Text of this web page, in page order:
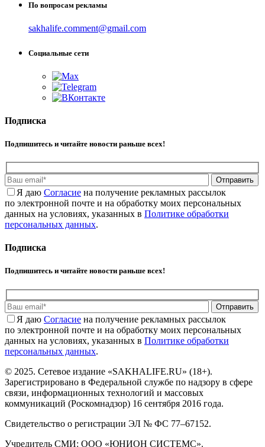
По вопросам рекламы
sakhalife.comment@gmail.com
Социальные сети
Подписка
Подпишитесь и читайте новости раньше всех!
Отправить
Я даю Cогласие на получение рекламных рассылок
по электронной почте и на обработку моих персональных
данных на условиях, указанных в Политике обработки
персональных данных.
Подписка
Подпишитесь и читайте новости раньше всех!
Отправить
Я даю Cогласие на получение рекламных рассылок
по электронной почте и на обработку моих персональных
данных на условиях, указанных в Политике обработки
персональных данных.
© 2025. Сетевое издание «SAKHALIFE.RU» (18+).
Зарегистрировано в Федеральной службе по надзору в сфере
связи, информационных технологий и массовых
коммуникаций (Роскомнадзор) 16 сентября 2016 года.
Свидетельство о регистрации ЭЛ № ФС 77–67152.
Учредитель СМИ: ООО «ЮНИОН СИСТЕМС».